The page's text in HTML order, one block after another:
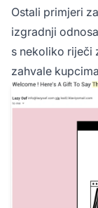
Ostali primjeri
izgradnji
s nekoliko riječi
zahvale